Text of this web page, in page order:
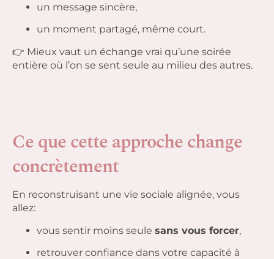
un message sincère,
un moment partagé, même court.
👉 Mieux vaut un échange vrai qu’une soirée
entière où l’on se sent seule au milieu des autres.
Ce que cette approche change
concrètement
En reconstruisant une vie sociale alignée, vous
allez:
vous sentir moins seule sans vous forcer,
retrouver confiance dans votre capacité à